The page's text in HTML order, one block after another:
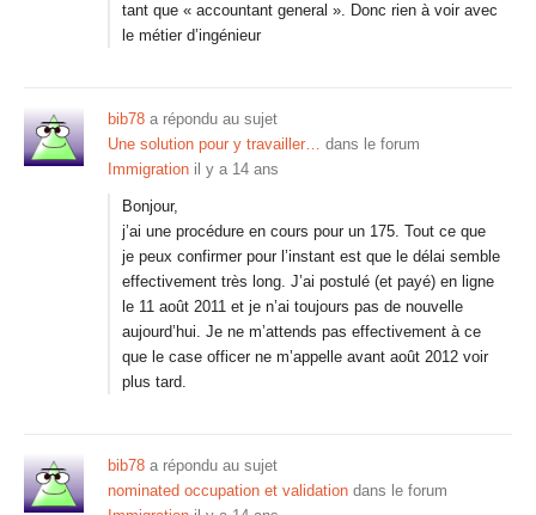
tant que « accountant general ». Donc rien à voir avec
le métier d’ingénieur
bib78 a répondu au sujet
Une solution pour y travailler… dans le forum
Immigration il y a 14 ans
Bonjour,
j’ai une procédure en cours pour un 175. Tout ce que
je peux confirmer pour l’instant est que le délai semble
effectivement très long. J’ai postulé (et payé) en ligne
le 11 août 2011 et je n’ai toujours pas de nouvelle
aujourd’hui. Je ne m’attends pas effectivement à ce
que le case officer ne m’appelle avant août 2012 voir
plus tard.
bib78 a répondu au sujet
nominated occupation et validation dans le forum